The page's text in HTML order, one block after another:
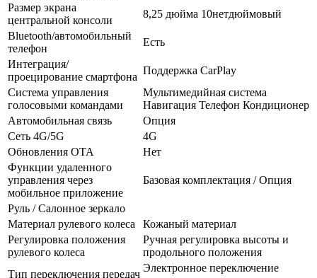
Размер экрана
центральной консоли
8,25 дюйма 10нетдюймовый
Bluetooth/автомобильный
телефон
Есть
Интеграция/
проецирование смартфона
Поддержка CarPlay
Система управления
голосовыми командами
Мультимедийная система
Навигация Телефон Кондиционер
Автомобильная связь
Опция
Сеть 4G/5G
4G
Обновления OTA
Нет
Функции удаленного
управления через
мобильное приложение
Базовая комплектация / Опция
Руль / Салонное зеркало
Материал рулевого колеса
Кожаный материал
Регулировка положения
рулевого колеса
Ручная регулировка высоты и
продольного положения
Тип переключения передач
Электронное переключение